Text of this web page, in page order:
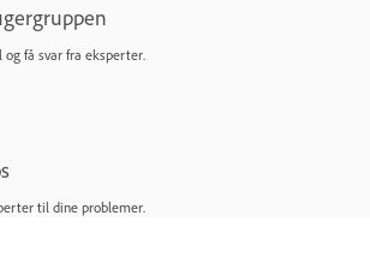
og få svar fra eksperter.
til dine problemer.